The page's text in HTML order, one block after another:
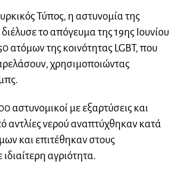
Τύπος, η αστυνομία της
το απόγευμα της 19ης Ιουνίου
ατόμων της κοινότητας LGBT, που
χρησιμοποιώντας
αστυνομικοί με εξαρτύσεις και
αντλίες νερού αναπτύχθηκαν κατά
και επιτέθηκαν στους
αγριότητα.